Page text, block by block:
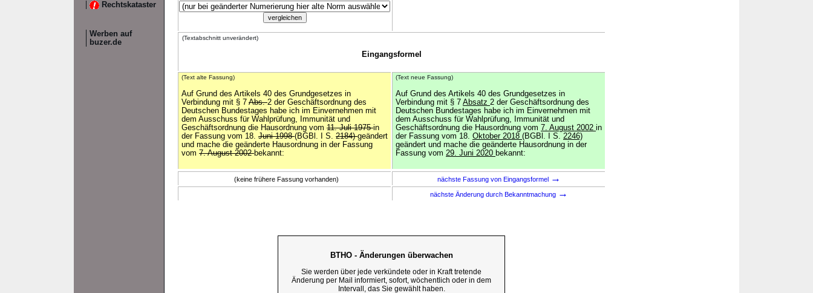
Rechtskataster
Werben auf
buzer.de
(Textabschnitt unverändert)
Eingangsformel
(Text alte Fassung)
Auf Grund des Artikels 40 des Grundgesetzes in
Verbindung mit § 7 Abs.2 der Geschäftsordnung des
Deutschen Bundestages habe ich im Einvernehmen mit
dem Ausschuss für Wahlprüfung, Immunität und
Geschäftsordnung die Hausordnung vom 11. Juli 1975in
der Fassung vom 18. Juni 1998(BGBl. I S. 2184)geändert
und mache die geänderte Hausordnung in der Fassung
vom 7. August 2002bekannt:
(Text neue Fassung)
Auf Grund des Artikels 40 des Grundgesetzes in
Verbindung mit § 7 Absatz 2 der Geschäftsordnung des
Deutschen Bundestages habe ich im Einvernehmen mit
dem Ausschuss für Wahlprüfung, Immunität und
Geschäftsordnung die Hausordnung vom 7. August 2002 in
der Fassung vom 18. Oktober 2018 (BGBl. I S. 2246)
geändert und mache die geänderte Hausordnung in der
Fassung vom 29. Juni 2020 bekannt:
(keine frühere Fassung vorhanden) nächste Fassung von Eingangsformel →
nächste Änderung durch Bekanntmachung →
BTHO - Änderungen überwachen
Sie werden über jede verkündete oder in Kraft tretende
Änderung per Mail informiert, sofort, wöchentlich oder in dem
Intervall, das Sie gewählt haben.